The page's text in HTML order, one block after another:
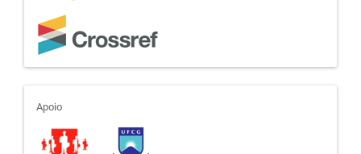
apoio
Apoio